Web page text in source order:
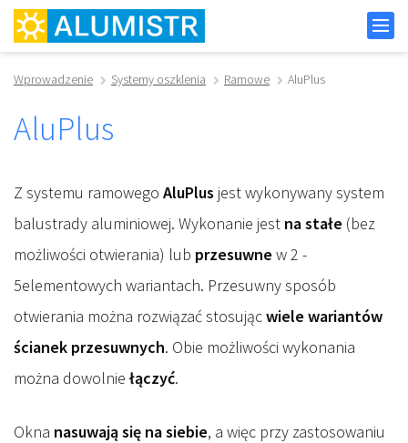
Wprowadzenie Systemy oszklenia Ramowe AluPlus
AluPlus
Z systemu ramowego AluPlus jest wykonywany system
balustrady aluminiowej. Wykonanie jest na stałe (bez
możliwości otwierania) lub przesuwne w 2 -
5elementowych wariantach. Przesuwny sposób
otwierania można rozwiązać stosującwiele wariantów
ścianek przesuwnych. Obie możliwości wykonania
można dowolnie łączyć.
Okna nasuwają się na siebie, a więc przy zastosowaniu